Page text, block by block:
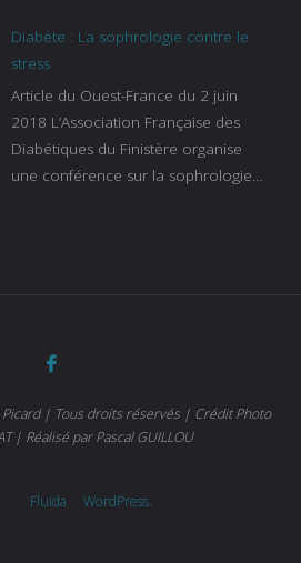
s’ignorent. « C’est une pathologie qui
de la Caisse primaire d’assurance-
maladie. C’est aussi une pathologie
qui peut être handicapante et coûte
cher quand on sait que 37 % des
d’autant que le diabète
Diabète : La sophrologie contre le
stress
Article du Ouest-France du 2 juin
2018 L’Association Française des
Diabétiques du Finistère organise
une conférence sur la sophrologie
| Tous droits réservés | Crédit Photo
| Réalisé par Pascal GUILLOU
Fluida WordPress.